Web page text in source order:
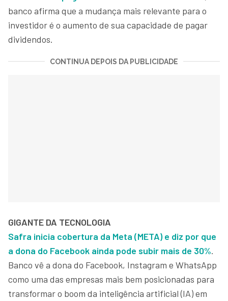
banco afirma que a mudança mais relevante para o
investidor é o aumento de sua capacidade de pagar
dividendos.
CONTINUA DEPOIS DA PUBLICIDADE
GIGANTE DA TECNOLOGIA
Safra inicia cobertura da Meta (META) e diz por que
a dona do Facebook ainda pode subir mais de 30%.
Banco vê a dona do Facebook, Instagram e WhatsApp
como uma das empresas mais bem posicionadas para
transformar o boom da inteligência artificial (IA) em